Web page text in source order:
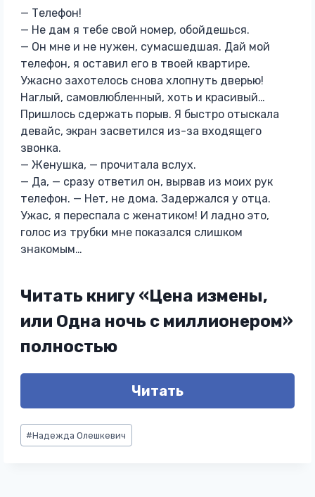
— Телефон!
— Не дам я тебе свой номер, обойдешься.
— Он мне и не нужен, сумасшедшая. Дай мой
телефон, я оставил его в твоей квартире.
Ужасно захотелось снова хлопнуть дверью!
Наглый, самовлюбленный, хоть и красивый…
Пришлось сдержать порыв. Я быстро отыскала
девайс, экран засветился из-за входящего
звонка.
— Женушка, — прочитала вслух.
— Да, — сразу ответил он, вырвав из моих рук
телефон. — Нет, не дома. Задержался у отца.
Ужас, я переспала с женатиком! И ладно это,
голос из трубки мне показался слишком
знакомым…
Читать книгу «Цена измены,
или Одна ночь с миллионером»
полностью
Читать
Метки
записи:
#Надежда Олешкевич